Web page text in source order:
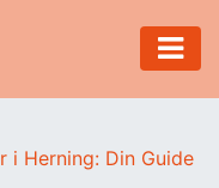
i Herning: Din Guide